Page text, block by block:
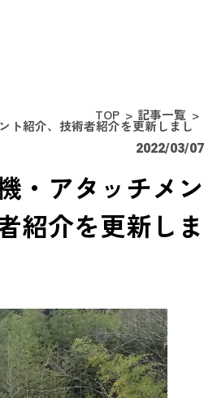
TOP 記事一覧
ト紹介、技術者紹介を更新しまし
2022/03/07
・アタッチメン
紹介を更新しま